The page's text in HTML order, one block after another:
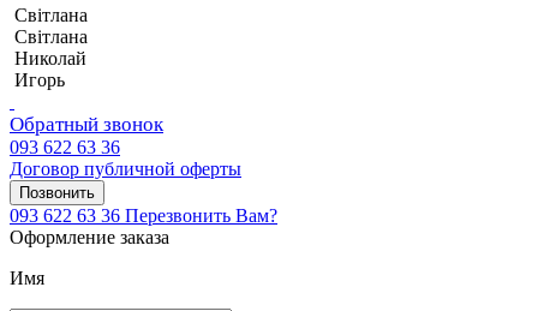
Світлана
Світлана
Николай
Игорь
Обратный звонок
093 622 63 36
Договор публичной оферты
Позвонить
093 622 63 36 Перезвонить Вам?
Оформление заказа
Имя